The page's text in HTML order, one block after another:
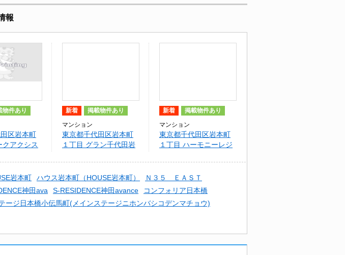
報
物件あり
区岩本町
クアクシス
新着 掲載物件あり
マンション
東京都千代田区岩本町
１丁目 グラン千代田岩
新着 掲載物件あり
マンション
東京都千代田区岩本町
１丁目 ハーモニーレジ
岩本町 ハウス岩本町（HOUSE岩本町）
Ｎ３５ ＥＡＳＴ
神田ava S-RESIDENCE神田avance
コンフォリア日本橋
ージ日本橋小伝馬町(メインステージニホンバシコデンマチョウ)